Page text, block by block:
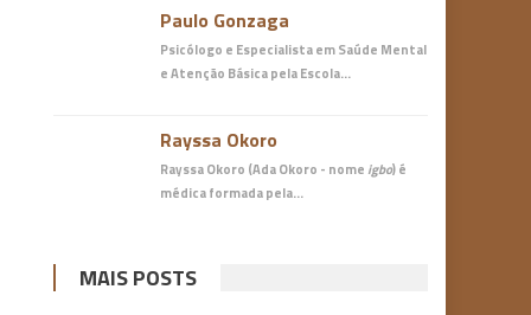
Paulo Gonzaga
Psicólogo e Especialista em Saúde Mental
e Atenção Básicapela Escola…
Rayssa Okoro
Rayssa Okoro (Ada Okoro - nome igbo) é
médicaformada pela…
MAIS POSTS